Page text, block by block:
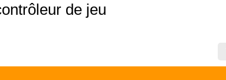
de jeu